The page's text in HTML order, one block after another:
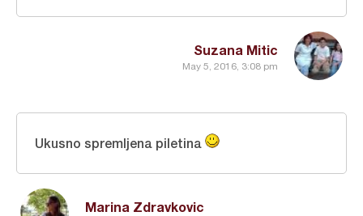
Suzana Mitic
May 5, 2016, 3:08 pm
Marina Zdravkovic
Ukusno spremljena piletina